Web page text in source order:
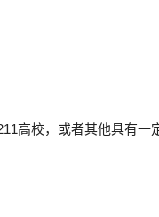
高校，或者其他具有